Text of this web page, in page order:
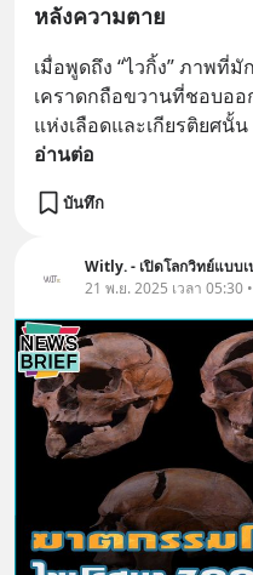
หลังความตาย
เมื่อพูดถึง “ไวกิ้ง” ภาพที่
เคราดกถือขวานที่ชอบอ
แห่งเลือดและเกียรติยศนั้
อ่านต่อ
บันทึก
Witly. - เปิดโลกวิทย์แบบเ
21 พ.ย. 2025 เวลา 05:30